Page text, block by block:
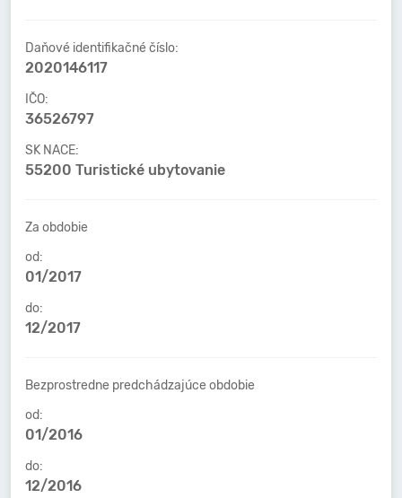
Daňové identifikačné číslo:
2020146117
IČO:
36526797
SK NACE:
55200 Turistické ubytovanie
Za obdobie
od:
01/2017
do:
12/2017
Bezprostredne predchádzajúce obdobie
od:
01/2016
do:
12/2016